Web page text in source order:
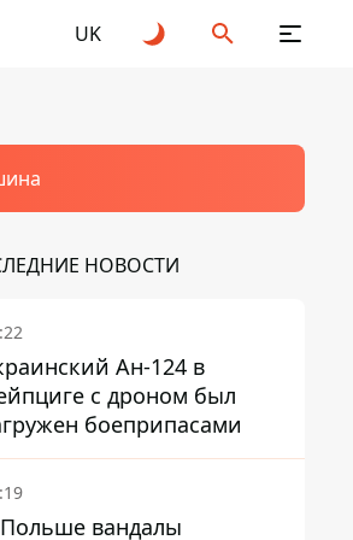
UK
НОВОСТИ
Ан-124 в
с дроном был
боеприпасами
вандалы